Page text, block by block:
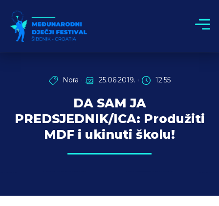
Nora 25.06.2019. 12:55
DA SAM JA
PREDSJEDNIK/ICA: Produžiti
MDF i ukinuti školu!